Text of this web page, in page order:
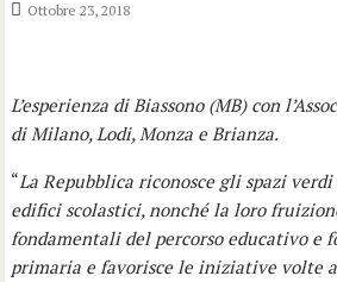
Ottobre 23, 2018
L’esperienza di Biassono (MB) con
di Milano, Lodi, Monza e Brianza.
“La Repubblica riconosce gli spazi
edifici scolastici, nonché la loro
fondamentali del percorso educativo e
primaria e favorisce le iniziative volte